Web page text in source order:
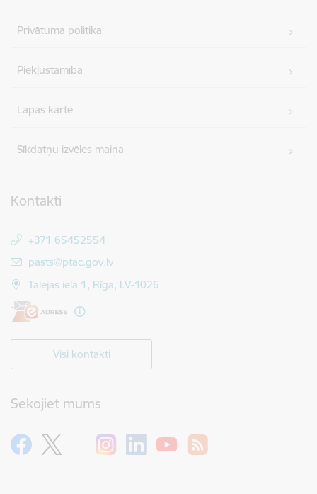
Privātuma politika
Piekļūstamība
Lapas karte
Sīkdatņu izvēles maiņa
Kontakti
+371 65452554
E-pasts:
pasts@ptac.gov.lv
Talejas iela 1, Rīga, LV-1026
Visi kontakti
Sekojiet mums